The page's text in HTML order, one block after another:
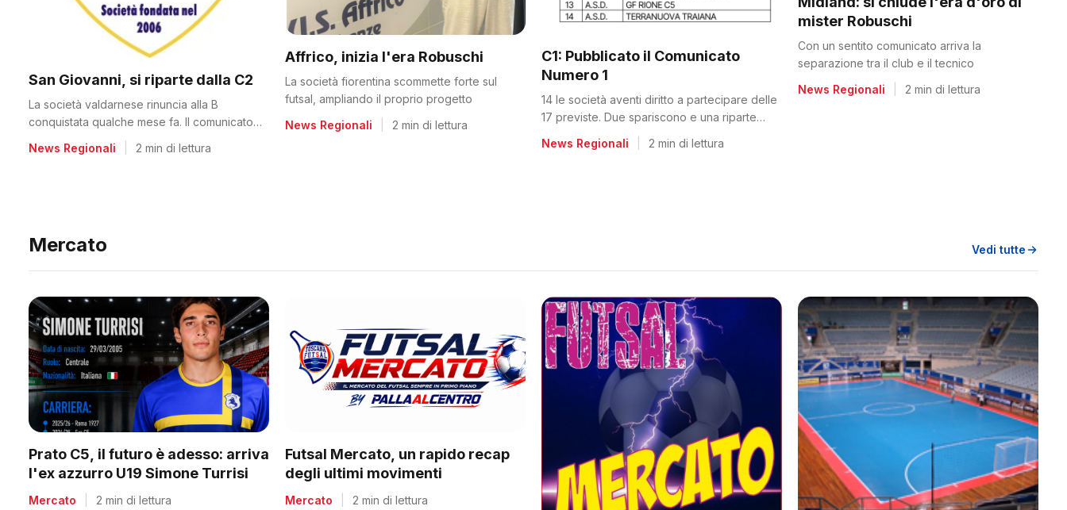
San Giovanni, si riparte dalla C2
La società valdarnese rinuncia alla B
conquistata qualche mese fa. Il comunicato
News Regionali 2 min di lettura
Affrico, inizia l'era Robuschi
La società fiorentina scommette forte sul
futsal, ampliando il proprio progetto
News Regionali
2 min di lettura
C1: Pubblicato il Comunicato
Numero 1
14 le società aventi diritto a partecipare delle
17 previste. Due spariscono e una riparte
News Regionali 2 min di lettura
mister Robuschi
Con un sentito comunicato arriva la
separazione tra il club e il tecnico
News Regionali
2 min di lettura
Mercato Vedi tutte
Prato C5, il futuro è adesso: arriva
l'ex azzurro U19 Simone Turrisi
Mercato 2 min di lettura
Futsal Mercato, un rapido recap
degli ultimi movimenti
Mercato 2 min di lettura